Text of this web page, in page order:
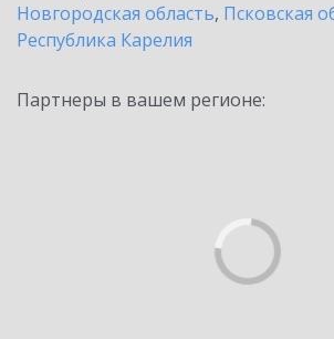
Новгородская область, Псковская
Республика Карелия
Партнеры в вашем регионе: